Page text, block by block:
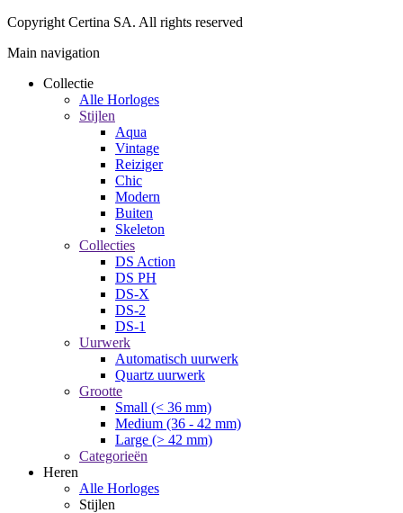
Copyright Certina SA. All rights reserved
Main navigation
Collectie
Alle Horloges
Stijlen
Aqua
Vintage
Reiziger
Chic
Modern
Buiten
Skeleton
Collecties
DS Action
DS PH
DS-X
DS-2
DS-1
Uurwerk
Automatisch uurwerk
Quartz uurwerk
Grootte
Small (< 36 mm)
Medium (36 - 42 mm)
Large (> 42 mm)
Categorieën
Heren
Alle Horloges
Stijlen